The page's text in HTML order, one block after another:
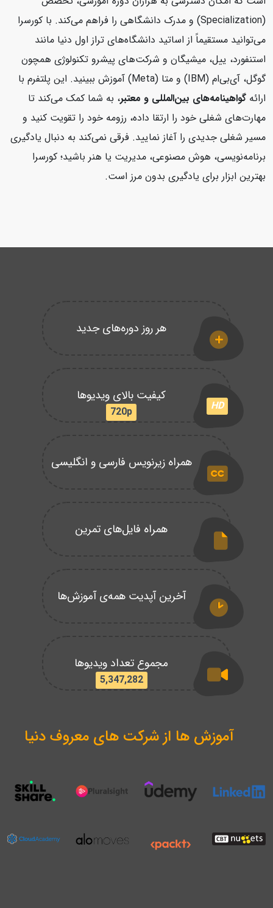
(Specialization) و مدرک دانشگاهی را فراهم می‌کند. با کورسرا
می‌توانید مستقیماً از اساتید دانشگاه‌های تراز اول دنیا مانند
استنفورد، ییل، میشیگان و شرکت‌های پیشرو تکنولوژی همچون
گوگل، آی‌بی‌ام (IBM) و متا (Meta) آموزش ببینید. این پلتفرم با
ارائهگواهینامه‌های بین‌المللی و معتبر، به شما کمک می‌کند تا
مهارت‌های شغلی خود را ارتقا داده، رزومه خود را تقویت کنید و
مسیر شغلی جدیدی را آغاز نمایید. فرقی نمی‌کند به دنبال یادگیری
برنامه‌نویسی، هوش مصنوعی، مدیریت یا هنر باشید؛ کورسرا
بهترین ابزار برای یادگیری بدون مرز است.
هر روز دوره‌های جدید
HD
کیفیت بالای ویدیوها
720p
همراه زیرنویس فارسی و انگلیسی
همراه فایل‌های تمرین
آخرین آپدیت همه‌ی آموزش‌ها
مجموع تعداد ویدیوها
5,347,282
آموزش ها از شرکت های معروف دنیا